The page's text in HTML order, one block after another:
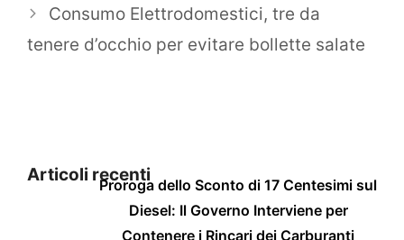
Consumo Elettrodomestici, tre da
tenere d’occhio per evitare bollette salate
Articoli recentiProroga dello Sconto di 17 Centesimi sul
Diesel: Il Governo Interviene per
Contenere i Rincari dei Carburanti